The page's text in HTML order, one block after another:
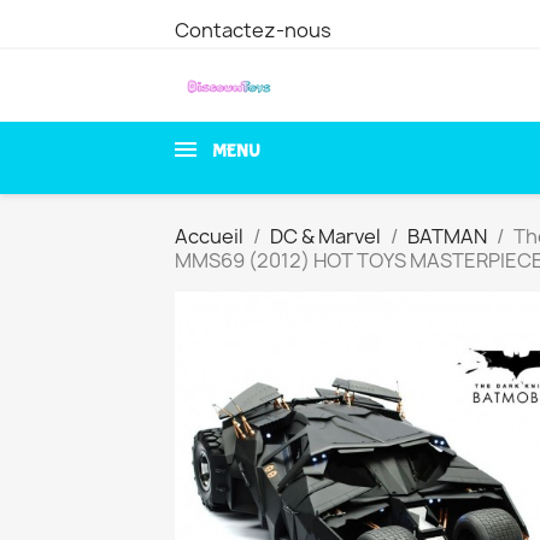
Contactez-nous
MENU
Accueil DC & Marvel BATMAN
MMS69 (2012) HOT TOYS